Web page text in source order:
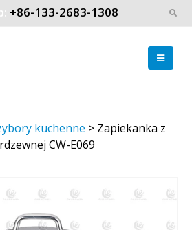
+86-133-2683-1308
kuchenne > Zapiekanka z
CW-E069